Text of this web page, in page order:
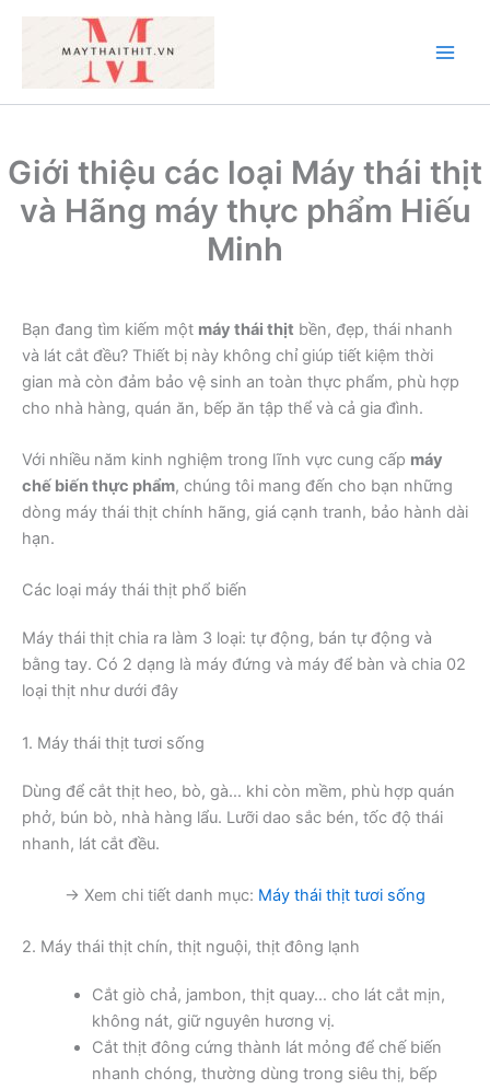
dung
Giới thiệu các loại Máy thái thịt
và Hãng máy thực phẩm Hiếu
Minh
Bạn đang tìm kiếm một máy thái thịt bền, đẹp, thái nhanh
và lát cắt đều? Thiết bị này không chỉ giúp tiết kiệm thời
gian mà còn đảm bảo vệ sinh an toàn thực phẩm, phù hợp
cho nhà hàng, quán ăn, bếp ăn tập thể và cả gia đình.
Với nhiều năm kinh nghiệm trong lĩnh vực cung cấp máy
chế biến thực phẩm, chúng tôi mang đến cho bạn những
dòng máy thái thịt chính hãng, giá cạnh tranh, bảo hành dài
hạn.
Các loại máy thái thịt phổ biến
Máy thái thịt chia ra làm 3 loại: tự động, bán tự động và
bằng tay. Có 2 dạng là máy đứng và máy để bàn và chia 02
loại thịt như dưới đây
1. Máy thái thịt tươi sống
Dùng để cắt thịt heo, bò, gà… khi còn mềm, phù hợp quán
phở, bún bò, nhà hàng lẩu. Lưỡi dao sắc bén, tốc độ thái
nhanh, lát cắt đều.
→ Xem chi tiết danh mục: Máy thái thịt tươi sống
2. Máy thái thịt chín, thịt nguội, thịt đông lạnh
Cắt giò chả, jambon, thịt quay… cho lát cắt mịn,
không nát, giữ nguyên hương vị.
Cắt thịt đông cứng thành lát mỏng để chế biến
nhanh chóng, thường dùng trong siêu thị, bếp